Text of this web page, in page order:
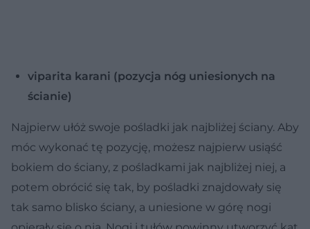
viparita karani (pozycja nóg uniesionych na
ścianie)
Najpierw ułóż swoje pośladki jak najbliżej ściany. Aby
móc wykonać tę pozycję, możesz najpierw usiąść
bokiem do ściany, z pośladkami jak najbliżej niej, a
potem obrócić się tak, by pośladki znajdowały się
tak samo blisko ściany, a uniesione w górę nogi